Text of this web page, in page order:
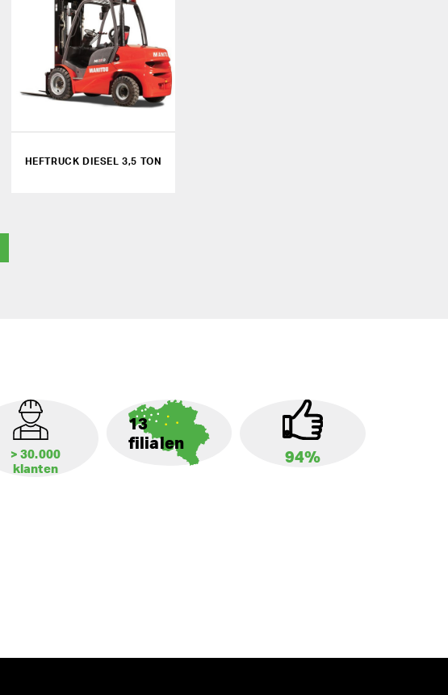
HEFTRUCK DIESEL 3,5 TON
> 30.000
klanten
13
filialen
94%